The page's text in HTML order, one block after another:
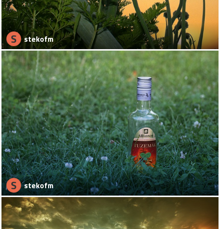
S stekofm
S stekofm